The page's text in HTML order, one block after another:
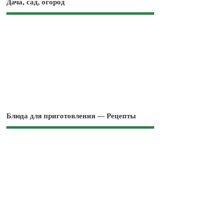
Дача, сад, огород
Блюда для приготовления — Рецепты